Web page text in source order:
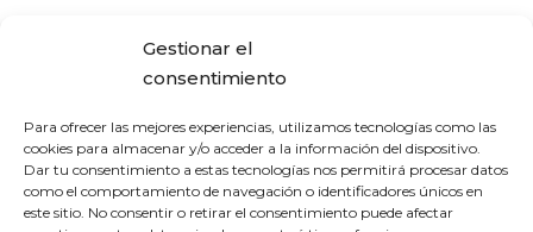
Gestionar el
consentimiento
Para ofrecer las mejores experiencias, utilizamos tecnologías como las
cookies para almacenar y/o acceder a la información del dispositivo.
Dar tu consentimiento a estas tecnologías nos permitirá procesar datos
como el comportamiento de navegación o identificadores únicos en
este sitio. No consentir o retirar el consentimiento puede afectar
Contact & Infos